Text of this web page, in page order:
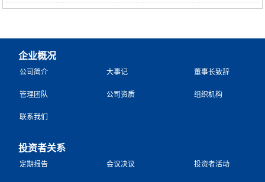
企业概况
公司简介 大事记 董事长致辞
管理团队 公司资质 组织机构
联系我们
投资者关系
定期报告 会议决议 投资者活动